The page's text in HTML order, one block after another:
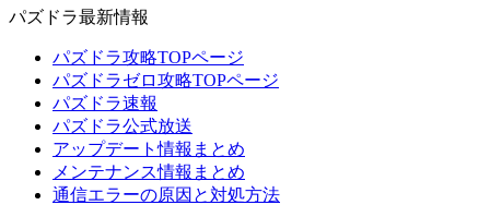
パズドラ最新情報
パズドラ攻略TOPページ
パズドラゼロ攻略TOPページ
パズドラ速報
パズドラ公式放送
アップデート情報まとめ
メンテナンス情報まとめ
通信エラーの原因と対処方法